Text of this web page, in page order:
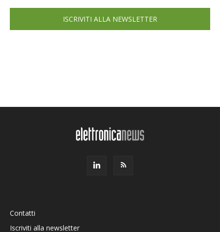
ISCRIVITI ALLA NEWSLETTER
Contatti
Iscriviti alla newsletter